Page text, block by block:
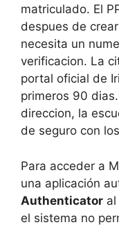
matriculado. El
despues de
necesita un
verificacion. La
portal oficial de
primeros 90
direccion, la
de seguro con
Para acceder a
una aplicación
Authenticator
el sistema no